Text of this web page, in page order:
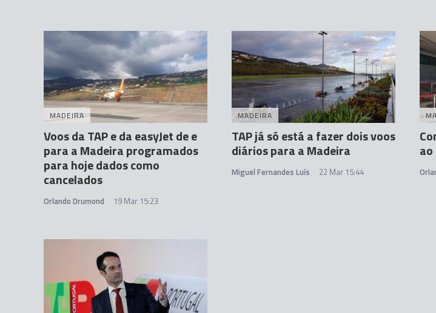
MADEIRA
Voos da TAP e da easyJet de e
para a Madeira programados
para hoje dados como
cancelados
Orlando Drumond 19 Mar 15:23
MADEIRA
TAP já só está a fazer dois voos
diários para a Madeira
Miguel Fernandes Luís 22 Mar 15:44